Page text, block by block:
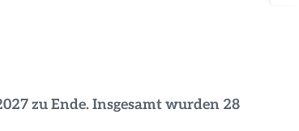
zu Ende. Insgesamt wurden 28